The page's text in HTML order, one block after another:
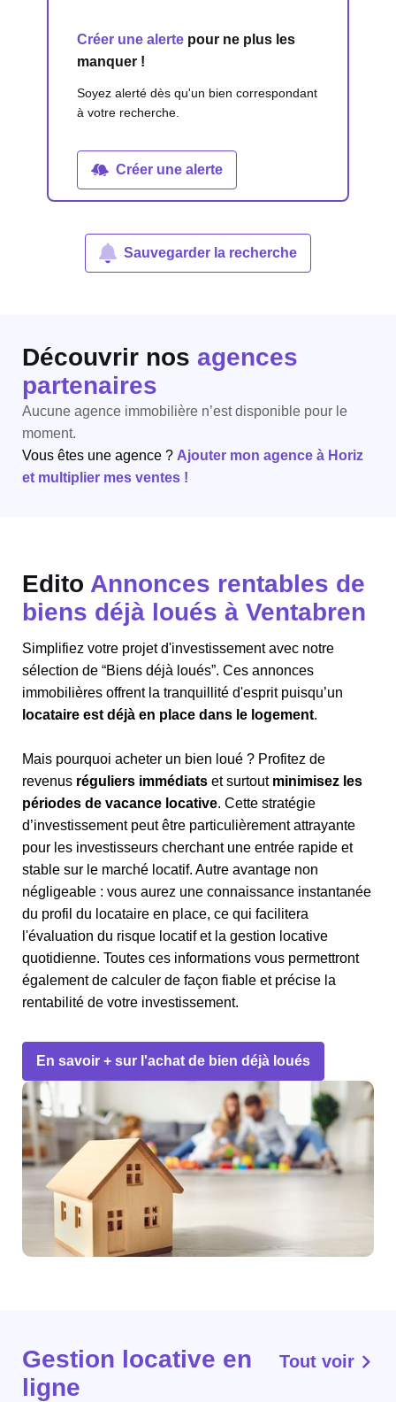
Créer une alerte pour ne plus les
manquer !
Soyez alerté dès qu'un bien correspondant
à votre recherche.
Créer une alerte
Sauvegarder la recherche
Découvrir nos agences
partenaires
Aucune agence immobilière n’est disponible pour le
moment.
Vous êtes une agence ? Ajouter mon agence à Horiz
et multiplier mes ventes !
Edito Annonces rentables de
biens déjà loués à Ventabren
Simplifiez votre projet d'investissement avec notre
sélection de “Biens déjà loués”. Ces annonces
immobilières offrent la tranquillité d'esprit puisqu’un
locataire est déjà en place dans le logement.
Mais pourquoi acheter un bien loué ? Profitez de
revenus réguliers immédiats et surtout minimisez les
périodes de vacance locative. Cette stratégie
d’investissement peut être particulièrement attrayante
pour les investisseurs cherchant une entrée rapide et
stable sur le marché locatif. Autre avantage non
négligeable : vous aurez une connaissance instantanée
du profil du locataire en place, ce qui facilitera
l'évaluation du risque locatif et la gestion locative
quotidienne. Toutes ces informations vous permettront
également de calculer de façon fiable et précise la
rentabilité de votre investissement.
En savoir + sur l'achat de bien déjà loués
Gestion locative en
ligne
Tout voir